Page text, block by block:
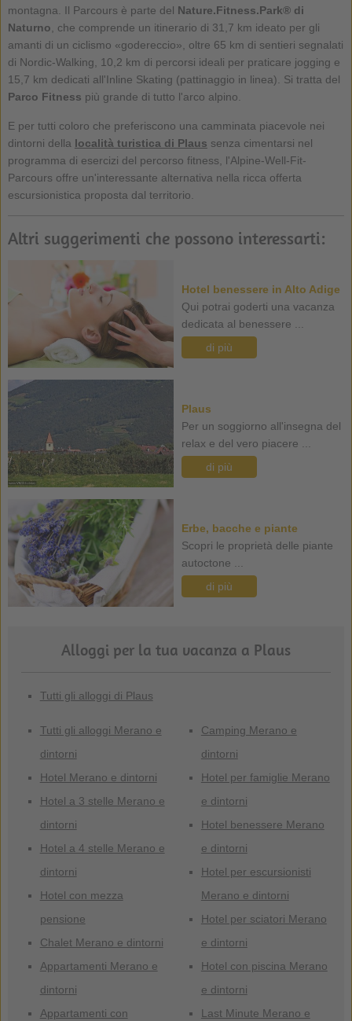
montagna. Il Parcours è parte del Nature.Fitness.Park® di
Naturno , che comprende un itinerario di 31,7 km ideato per gli
amanti di un ciclismo «godereccio», oltre 65 km di sentieri segnalati
di Nordic-Walking, 10,2 km di percorsi ideali per praticare jogging e
15,7 km dedicati all'Inline Skating (pattinaggio in linea). Si tratta del
Parco Fitness più grande di tutto l'arco alpino.
E per tutti coloro che preferiscono una camminata piacevole nei
dintorni della località turistica di Plaus senza cimentarsi nel
programma di esercizi del percorso fitness, l'Alpine-Well-Fit-
Parcours offre un'interessante alternativa nella ricca offerta
escursionistica proposta dal territorio.
Altri suggerimenti che possono interessarti:
Hotel benessere in Alto Adige
Qui potrai goderti una vacanza
dedicata al benessere ...
di più
Plaus
Per un soggiorno all'insegna del
relax e del vero piacere ...
di più
Erbe, bacche e piante
Scopri le proprietà delle piante
autoctone ...
di più
Alloggi per la tua vacanza a Plaus
Tutti gli alloggi di Plaus
Tutti gli alloggi Merano e
dintorni
Hotel Merano e dintorni
Hotel a 3 stelle Merano e
dintorni
Hotel a 4 stelle Merano e
dintorni
Hotel con mezza
pensione
Chalet Merano e dintorni
Appartamenti Merano e
dintorni
Appartamenti con
Camping Merano e
dintorni
Hotel per famiglie Merano
e dintorni
Hotel benessere Merano
e dintorni
Hotel per escursionisti
Merano e dintorni
Hotel per sciatori Merano
e dintorni
Hotel con piscina Merano
e dintorni
Last Minute Merano e